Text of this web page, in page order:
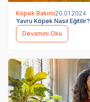
Köpek Bakımı20.01.2024
Yavru Köpek Nasıl Eğitilir?
Devamını Oku